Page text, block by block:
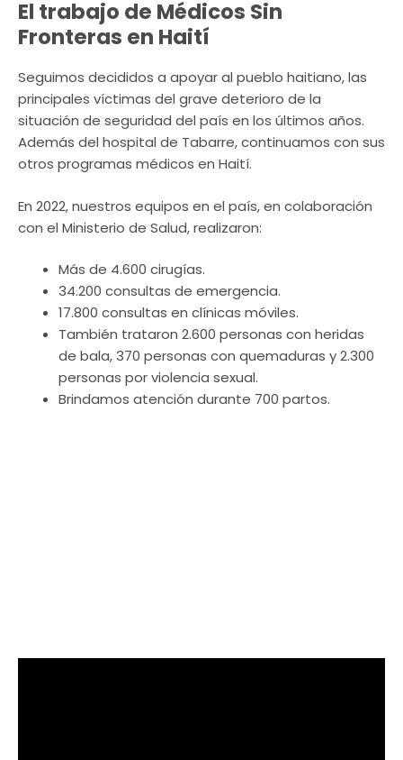
El trabajo de Médicos Sin
Fronteras en Haití
Seguimos decididos a apoyar al pueblo haitiano, las
principales víctimas del grave deterioro de la
situación de seguridad del país en los últimos años.
Además del hospital de Tabarre, continuamos con sus
otros programas médicos en Haití.
En 2022, nuestros equipos en el país, en colaboración
con el Ministerio de Salud, realizaron:
Más de 4.600 cirugías.
34.200 consultas de emergencia.
17.800 consultas en clínicas móviles.
También trataron 2.600 personas con heridas
de bala, 370 personas con quemaduras y 2.300
personas por violencia sexual.
Brindamos atención durante 700 partos.